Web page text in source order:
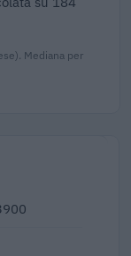
Mediana per